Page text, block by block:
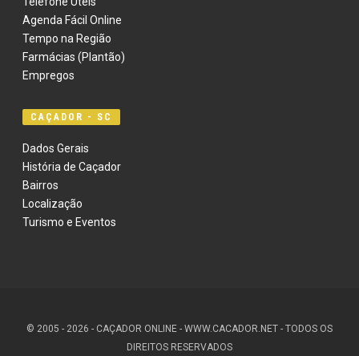
Agenda Fácil Online
Tempo na Região
Farmácias (Plantão)
Empregos
CAÇADOR - SC
Dados Gerais
História de Caçador
Bairros
Localização
Turismo e Eventos
© 2005 - 2026 - CAÇADOR ONLINE - WWW.CACADOR.NET - TODOS OS
DIREITOS RESERVADOS